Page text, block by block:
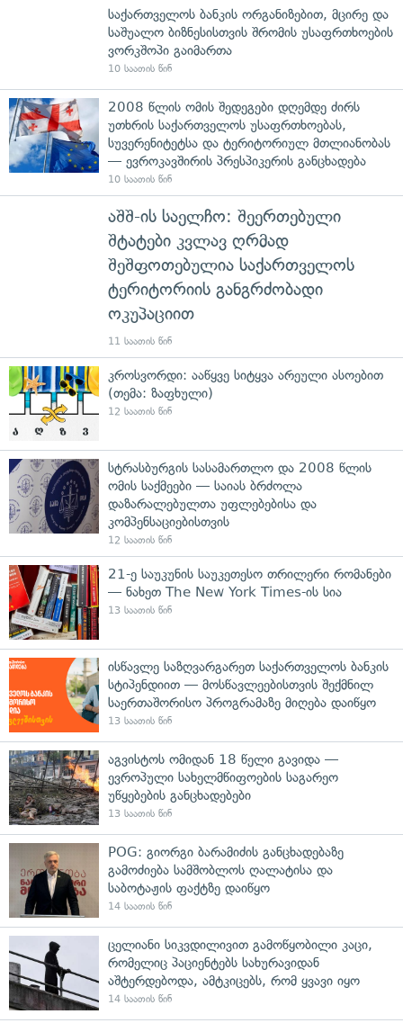
საქართველოს ბანკის ორგანიზებით, მცირე და
საშუალო ბიზნესისთვის შრომის უსაფრთხოების
ვორკშოპი გაიმართა
10 საათის წინ
2008 წლის ომის შედეგები დღემდე ძირს
უთხრის საქართველოს უსაფრთხოებას,
სუვერენიტეტსა და ტერიტორიულ მთლიანობას
— ევროკავშირის პრესპიკერის განცხადება
10 საათის წინ
აშშ-ის საელჩო: შეერთებული
შტატები კვლავ ღრმად
შეშფოთებულია საქართველოს
ტერიტორიის განგრძობადი
ოკუპაციით
11 საათის წინ
კროსვორდი: ააწყვე სიტყვა არეული ასოებით
(თემა: ზაფხული)
12 საათის წინ
სტრასბურგის სასამართლო და 2008 წლის
ომის საქმეები — საიას ბრძოლა
დაზარალებულთა უფლებებისა და
კომპენსაციებისთვის
12 საათის წინ
21-ე საუკუნის საუკეთესო თრილერი რომანები
— ნახეთ The New York Times-ის სია
13 საათის წინ
ისწავლე საზღვარგარეთ საქართველოს ბანკის
სტიპენდიით — მოსწავლეებისთვის შექმნილ
საერთაშორისო პროგრამაზე მიღება დაიწყო
13 საათის წინ
აგვისტოს ომიდან 18 წელი გავიდა —
ევროპული სახელმწიფოების საგარეო
უწყებების განცხადებები
13 საათის წინ
POG: გიორგი ბარამიძის განცხადებაზე
გამოძიება სამშობლოს ღალატისა და
საბოტაჟის ფაქტზე დაიწყო
14 საათის წინ
ცელიანი სიკვდილივით გამოწყობილი კაცი,
რომელიც პაციენტებს სახურავიდან
აშტერდებოდა, ამტკიცებს, რომ ყვავი იყო
14 საათის წინ